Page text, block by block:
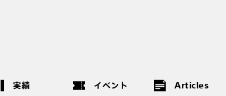
実績 イベント Articles